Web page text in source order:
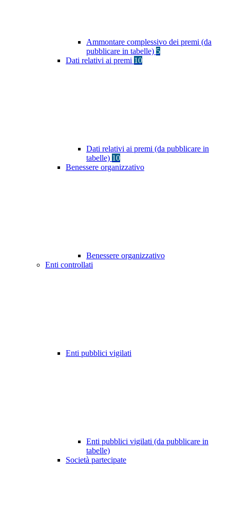
Ammontare complessivo dei premi (da
pubblicare in tabelle) 5
Dati relativi ai premi 10
Dati relativi ai premi (da pubblicare in
tabelle) 10
Benessere organizzativo
Benessere organizzativo
Enti controllati
Enti pubblici vigilati
Enti pubblici vigilati (da pubblicare in
tabelle)
Società partecipate